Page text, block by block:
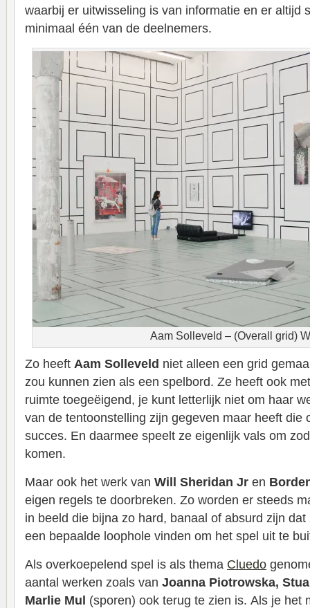
waarbij er uitwisseling is van informatie en er altijd
minimaal één van de deelnemers.
Aam Solleveld – (Overall grid)
Zo heeft Aam Solleveld niet alleen een grid
zou kunnen zien als een spelbord. Ze heeft ook
ruimte toegeëigend, je kunt letterlijk niet om haar
van de tentoonstelling zijn gegeven maar heeft die
succes. En daarmee speelt ze eigenlijk vals om
komen.
Maar ook het werk van Will Sheridan Jr en
eigen regels te doorbreken. Zo worden er steeds
in beeld die bijna zo hard, banaal of absurd zijn
een bepaalde loophole vinden om het spel uit te
Als overkoepelend spel is als thema Cluedo
aantal werken zoals van Joanna Piotrowska,
Marlie Mul (sporen) ook terug te zien is. Als je het